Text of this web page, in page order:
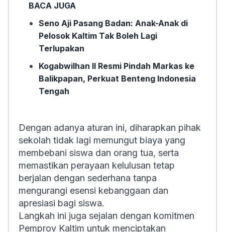
BACA JUGA
Seno Aji Pasang Badan: Anak-Anak di
Pelosok Kaltim Tak Boleh Lagi
Terlupakan
Kogabwilhan II Resmi Pindah Markas ke
Balikpapan, Perkuat Benteng Indonesia
Tengah
Dengan adanya aturan ini, diharapkan pihak
sekolah tidak lagi memungut biaya yang
membebani siswa dan orang tua, serta
memastikan perayaan kelulusan tetap
berjalan dengan sederhana tanpa
mengurangi esensi kebanggaan dan
apresiasi bagi siswa.
Langkah ini juga sejalan dengan komitmen
Pemprov Kaltim untuk menciptakan